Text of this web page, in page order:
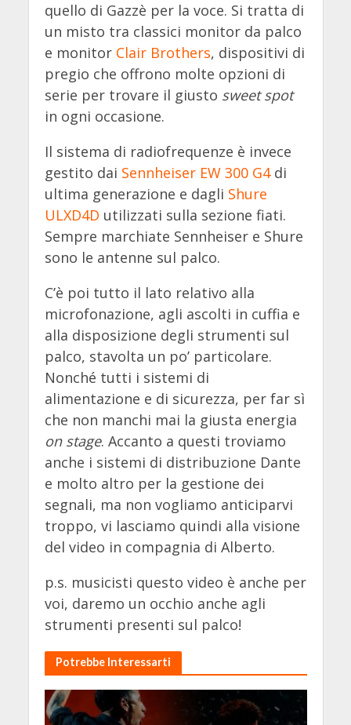
quello di Gazzè per la voce. Si tratta di
un misto tra classici monitor da palco
e monitor Clair Brothers, dispositivi di
pregio che offrono molte opzioni di
serie per trovare il giusto sweet spot
in ogni occasione.
Il sistema di radiofrequenze è invece
gestito dai Sennheiser EW 300 G4di
ultima generazione e dagli Shure
ULXD4D utilizzati sulla sezione fiati.
Sempre marchiate Sennheiser e Shure
sono le antenne sul palco.
C’è poi tutto il lato relativo alla
microfonazione, agli ascolti in cuffia e
alla disposizione degli strumenti sul
palco, stavolta un po’ particolare.
Nonché tutti i sistemi di
alimentazione e di sicurezza, per far sì
che non manchi mai la giusta energia
on stage. Accanto a questi troviamo
anche i sistemi di distribuzione Dante
e molto altro per la gestione dei
segnali, ma non vogliamo anticiparvi
troppo, vi lasciamo quindi alla visione
del video in compagnia di Alberto.
p.s. musicisti questo video è anche per
voi, daremo un occhio anche agli
strumenti presenti sul palco!
Potrebbe Interessarti